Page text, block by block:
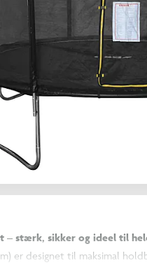
– stærk, sikker og ideel til
er designet til maksimal